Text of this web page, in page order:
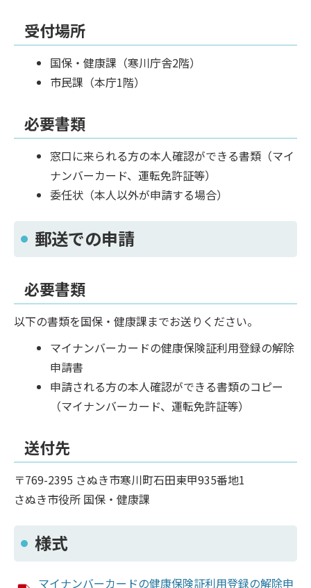
受付場所
国保・健康課（寒川庁舎2階）
市民課（本庁1階）
必要書類
窓口に来られる方の本人確認ができる書類（マイ
ナンバーカード、運転免許証等）
委任状（本人以外が申請する場合）
郵送での申請
必要書類
以下の書類を国保・健康課までお送りください。
マイナンバーカードの健康保険証利用登録の解除
申請書
申請される方の本人確認ができる書類のコピー
（マイナンバーカード、運転免許証等）
送付先
〒769-2395 さぬき市寒川町石田東甲935番地1
さぬき市役所 国保・健康課
様式
マイナンバーカードの健康保険証利用登録の解除申